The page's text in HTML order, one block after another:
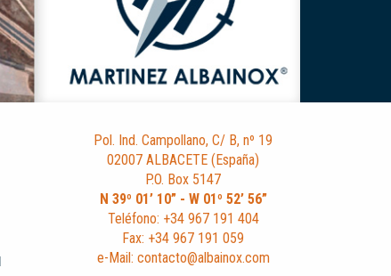
Pol. Ind. Campollano, C/ B, nº 19
02007 ALBACETE (España)
P.O. Box 5147
N 39º 01’ 10” - W 01º 52’ 56”
Teléfono: +34 967 191 404
Fax: +34 967 191 059
e-Mail: contacto@albainox.com